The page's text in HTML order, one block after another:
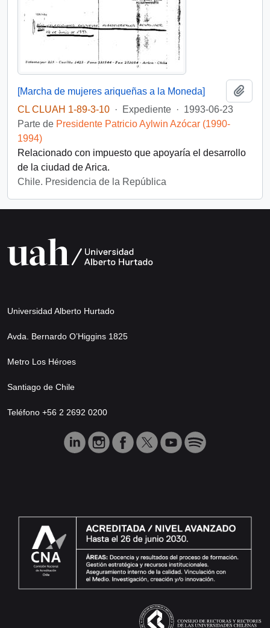
[Marcha de mujeres ariqueñas a la Moneda]
CL CLUAH 1-89-3-10 · Expediente · 1993-06-23
Parte de Presidente Patricio Aylwin Azócar (1990-
1994)
Relacionado con impuesto que apoyaría el desarrollo
de la ciudad de Arica.
Chile. Presidencia de la República
Universidad Alberto Hurtado
Avda. Bernardo O’Higgins 1825
Metro Los Héroes
Santiago de Chile
Teléfono +56 2 2692 0200